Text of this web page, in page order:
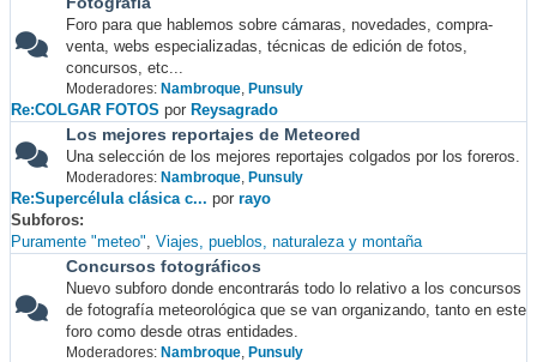
Foro para que hablemos sobre cámaras, novedades, compra-
venta, webs especializadas, técnicas de edición de fotos,
concursos, etc...
Moderadores: Nambroque, Punsuly
Re:COLGAR FOTOS por Reysagrado
Los mejores reportajes de Meteored
Una selección de los mejores reportajes colgados por los foreros.
Moderadores: Nambroque, Punsuly
Re:Supercélula clásica c... por rayo
Subforos
Puramente "meteo" Viajes, pueblos, naturaleza y montaña
Concursos fotográficos
Nuevo subforo donde encontrarás todo lo relativo a los concursos
de fotografía meteorológica que se van organizando, tanto en este
foro como desde otras entidades.
Moderadores: Nambroque, Punsuly